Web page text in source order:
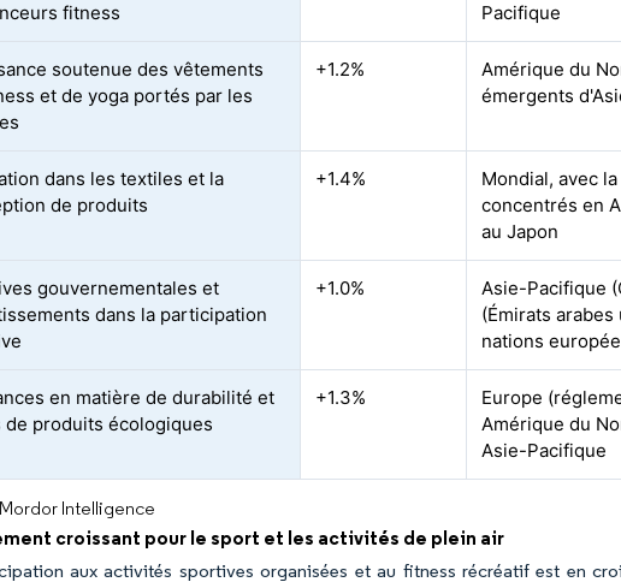
fitness
Pacifique
soutenue des vêtements
et de yoga portés par les
+1.2%
Amérique du
émergents
dans les textiles et la
de produits
+1.4%
Mondial, avec
concentrés en
au Japon
gouvernementales et
dans la participation
+1.0%
Asie-Pacifique
(Émirats
nations
en matière de durabilité et
de produits écologiques
+1.3%
Europe
Amérique du
Asie-Pacifique
Intelligence
croissant pour le sport et les activités de plein air
aux activités sportives organisées et au fitness récréatif est en